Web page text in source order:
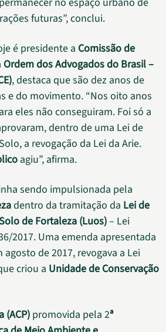
futuras”, conclui.
é presidente a Comissão de
Ordem dos Advogados do Brasil –
, destaca que são dez anos de
e do movimento. “Nos oito anos
eles não conseguiram. Foi só a
dentro de uma Lei de
a revogação da Lei da Arie.
agiu”, afirma.
sendo impulsionada pela
dentro da tramitação da Lei de
de Fortaleza (Luos)– Lei
2017. Uma emenda apresentada
de 2017, revogava a Lei
criou a Unidade de Conservação
(ACP) promovida pela 2ª